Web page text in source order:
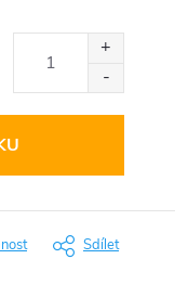
Sdílet